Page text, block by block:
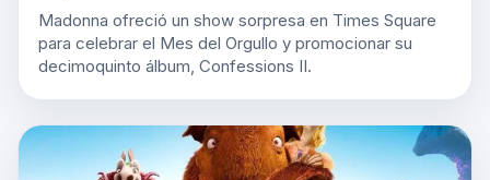
Madonna ofreció un show sorpresa en Times Square
para celebrar el Mes del Orgullo y promocionar su
decimoquinto álbum, Confessions II.